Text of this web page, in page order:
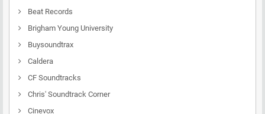
Beat Records
Brigham Young University
Buysoundtrax
Caldera
CF Soundtracks
Chris' Soundtrack Corner
Cinevox